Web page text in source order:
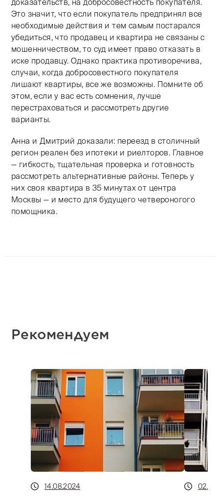
доказательств, на добросовестность покупателя.
Это значит, что если покупатель предпринял все
необходимые действия и тем самым постарался
убедиться, что продавец и квартира не связаны с
мошенничеством, то суд имеет право отказать в
иске продавцу. Однако практика противоречива,
случаи, когда добросовестного покупателя
лишают квартиры, все же возможны. Помните об
этом, если у вас есть сомнения, лучше
перестраховаться и рассмотреть другие
варианты.
Анна и Дмитрий доказали: переезд в столичный
регион реален без ипотеки и риелторов. Главное
— гибкость, тщательная проверка и готовность
рассмотреть альтернативные районы. Теперь у
них своя квартира в 35 минутах от центра
Москвы — и место для будущего четвероногого
помощника.
Рекомендуем
14.08.2024